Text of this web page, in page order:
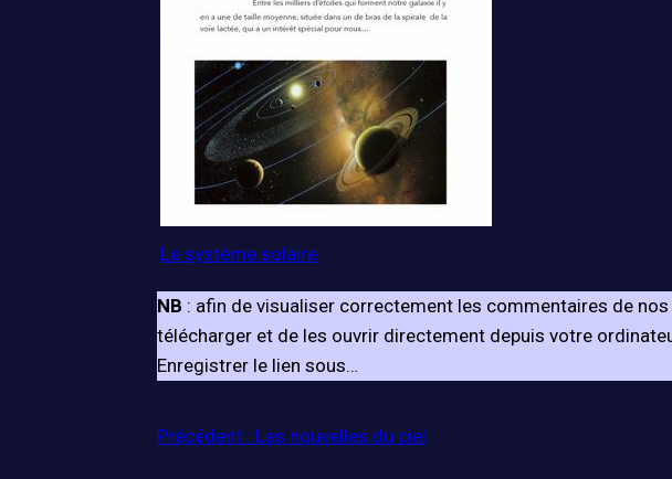
Le système solaire
NB : afin de visualiser correctement les commentaires de
télécharger et de les ouvrir directement depuis votre
Enregistrer le lien sous…
Précédent : Les nouvelles du ciel